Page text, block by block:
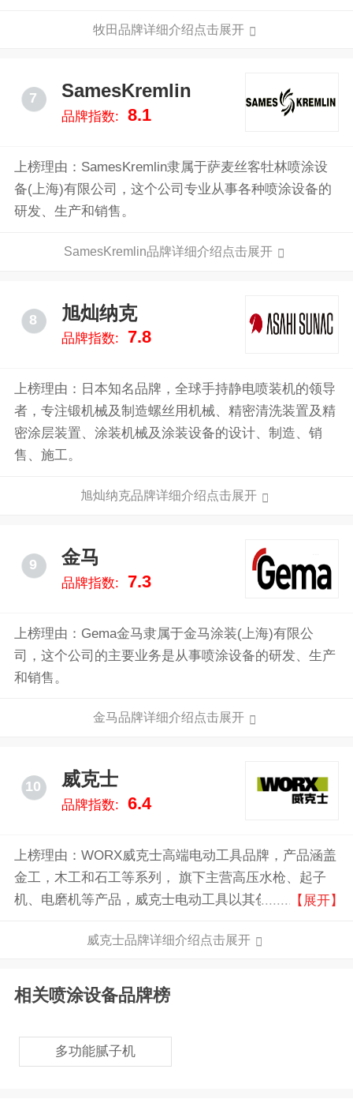
牧田品牌详细介绍点击展开
7 SamesKremlin
品牌指数: 8.1
上榜理由：SamesKremlin隶属于萨麦丝客牡林喷涂设
备(上海)有限公司，这个公司专业从事各种喷涂设备的
研发、生产和销售。
SamesKremlin品牌详细介绍点击展开
8 旭灿纳克
品牌指数: 7.8
上榜理由：日本知名品牌，全球手持静电喷装机的领导
者，专注锻机械及制造螺丝用机械、精密清洗装置及精
密涂层装置、涂装机械及涂装设备的设计、制造、销
售、施工。
旭灿纳克品牌详细介绍点击展开
9 金马
品牌指数: 7.3
上榜理由：Gema金马隶属于金马涂装(上海)有限公
司，这个公司的主要业务是从事喷涂设备的研发、生产
和销售。
金马品牌详细介绍点击展开
10 威克士
品牌指数: 6.4
上榜理由：WORX威克士高端电动工具品牌，产品涵盖
金工，木工和石工等系列， 旗下主营高压水枪、起子
机、电磨机等产品，威克士电动工具以其创新的设计、
球用户提供高效、便捷的电动工具解决方案，是一个以
【展开】
威克士品牌详细介绍点击展开
相关喷涂设备品牌榜
多功能腻子机